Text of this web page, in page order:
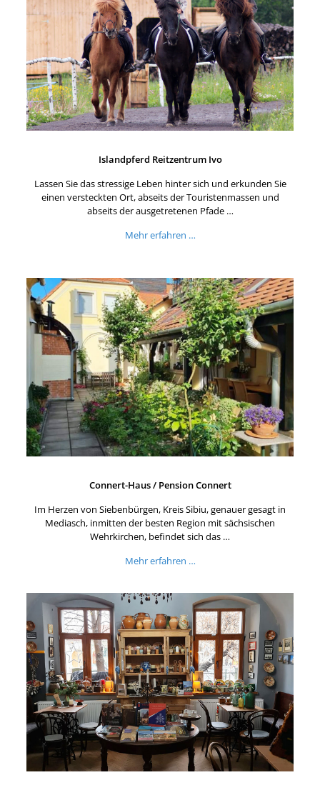
Islandpferd Reitzentrum Ivo
Lassen Sie das stressige Leben hinter sich und erkunden Sie
einen versteckten Ort, abseits der Touristenmassen und
abseits der ausgetretenen Pfade …
Mehr erfahren …
Connert-Haus / Pension Connert
Im Herzen von Siebenbürgen, Kreis Sibiu, genauer gesagt in
Mediasch, inmitten der besten Region mit sächsischen
Wehrkirchen, befindet sich das …
Mehr erfahren …